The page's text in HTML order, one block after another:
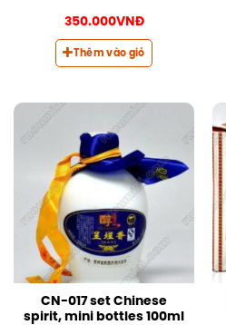
350.000VNĐ
Thêm vào giỏ
CN-017 set Chinese
spirit, mini bottles 100ml